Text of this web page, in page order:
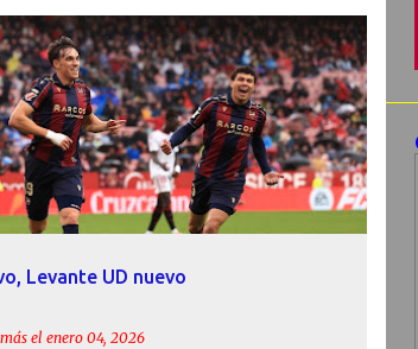
Levante UD nuevo
el enero 04, 2026
CARLOS ESPÍ CRÓNICAS +1